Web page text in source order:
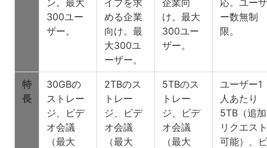
300ユー
ザー。
める企業
向け。最
大300ユ
ーザー。
け。最大
300ユー
ザー。
ー数無制
限。
特
長
30GBの
ストレー
ジ、ビデ
オ会議
（最大
2TBのス
トレー
ジ、ビデ
オ会議
（最大
5TBのス
トレー
ジ、ビデ
オ会議
（最大
ユーザー1
人あたり
5TB（追加
リクエスト
可能）、ビ